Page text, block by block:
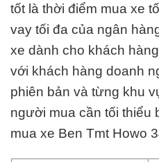
tốt là thời điểm mua xe
vay tối đa của ngân
xe dành cho khách
với khách hàng doanh
phiên bản và từng khu
người mua cần tối thiểu
mua xe Ben Tmt Howo